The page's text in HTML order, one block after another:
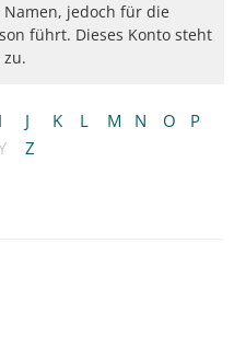
I J K L M N O
P
Z
jedoch für die
führt. Dieses Konto steht